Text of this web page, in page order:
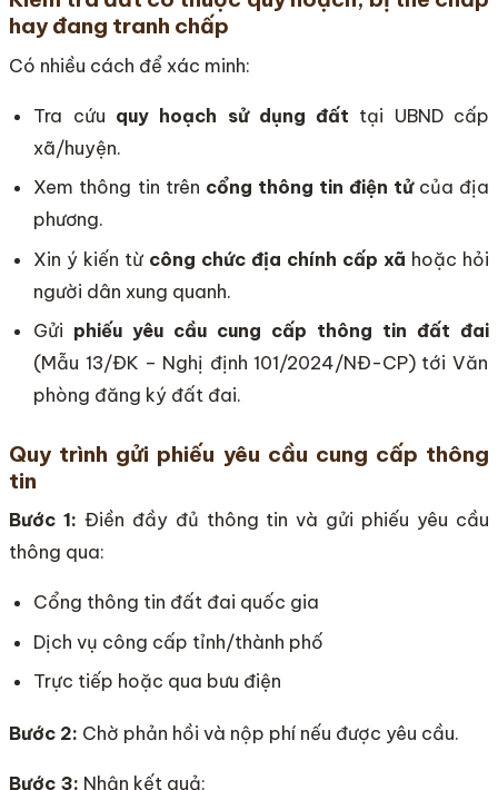
hay đang tranh chấp
Có nhiều cách để xác minh:
Tra cứu quy hoạch sử dụng đất tại UBND cấp
xã/huyện.
Xem thông tin trên cổng thông tin điện tửcủa địa
phương.
Xin ý kiến từ công chức địa chính cấp xã hoặc hỏi
người dân xung quanh.
Gửi phiếu yêu cầu cung cấp thông tin đất đai
(Mẫu 13/ĐK – Nghị định 101/2024/NĐ-CP) tới Văn
phòng đăng ký đất đai.
Quy trình gửi phiếu yêu cầu cung cấp thông
tin
Bước 1: Điền đầy đủ thông tin và gửi phiếu yêu cầu
thông qua:
Cổng thông tin đất đai quốc gia
Dịch vụ công cấp tỉnh/thành phố
Trực tiếp hoặc qua bưu điện
Bước 2: Chờ phản hồi và nộp phí nếu được yêu cầu.
Bước 3: Nhận kết quả: